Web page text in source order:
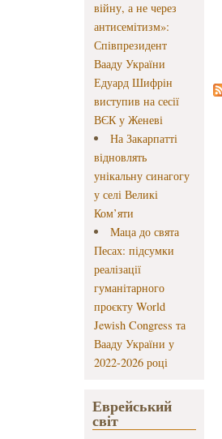
війну, а не через
антисемітизм»:
Співпрезидент
Вааду України
Едуард Шифрін
виступив на сесії
ВЄК у Женеві
На Закарпатті
відновлять
унікальну синагогу
у селі Великі
Ком’яти
Маца до свята
Песах: підсумки
реалізації
гуманітарного
проєкту World
Jewish Congress та
Вааду України у
2022-2026 році
Еврейський
світ